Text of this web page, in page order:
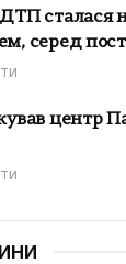
сталася
серед
центр